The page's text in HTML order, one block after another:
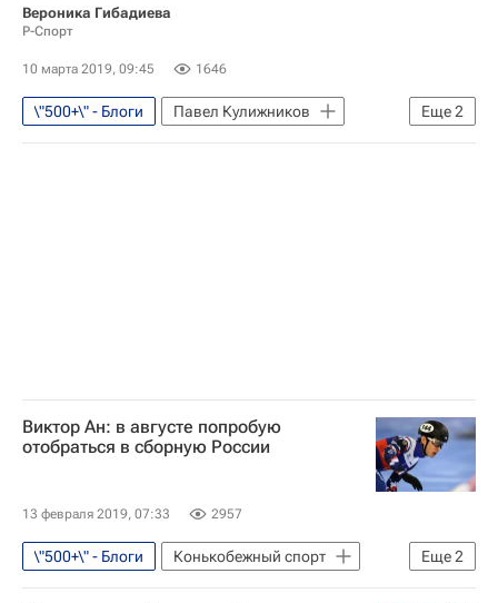
Вероника Гибадиева
Р-Спорт
10 марта 2019, 09:45 1646
Еще2
\"500+\" - Блоги
Павел Кулижников
Конькобежный спорт
Виктор Ан: в августе попробую
отобраться в сборную России
13 февраля 2019, 07:33 2957
Еще2
\"500+\" - Блоги
Конькобежный спорт
Виктор Ан
Материалы РИА Спорт